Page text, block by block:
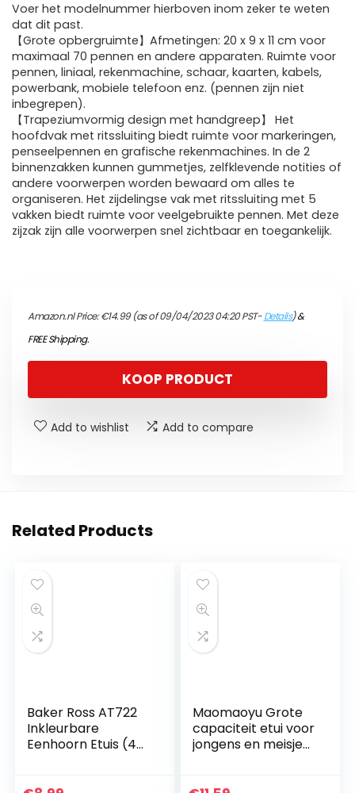
Voer het modelnummer hierboven inom zeker te weten
dat dit past.
【Grote opbergruimte】Afmetingen: 20 x 9 x 11 cm voor
maximaal 70 pennen en andere apparaten. Ruimte voor
pennen, liniaal, rekenmachine, schaar, kaarten, kabels,
powerbank, mobiele telefoon enz. (pennen zijn niet
inbegrepen).
【Trapeziumvormig design met handgreep】 Het
hoofdvak met ritssluiting biedt ruimte voor markeringen,
penseelpennen en grafische rekenmachines. In de 2
binnenzakken kunnen gummetjes, zelfklevende notities of
andere voorwerpen worden bewaard om alles te
organiseren. Het zijdelingse vak met ritssluiting met 5
vakken biedt ruimte voor veelgebruikte pennen. Met deze
zijzak zijn alle voorwerpen snel zichtbaar en toegankelijk.
Amazon.nl Price:€14.99(as of 09/04/2023 04:20 PST-Details)&
FREE Shipping.
KOOP PRODUCT
Add to wishlist Add to compare
Related Products
Baker Ross AT722
Inkleurbare
Eenhoorn Etuis (4
Maomaoyu Grote
capaciteit etui voor
jongens en meisjes,